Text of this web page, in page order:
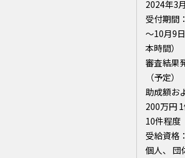
2024年3
受付期間
～10月9
本時間）
審査結果
（予定）
助成額お
200万円
10件程度
受給資格
個人、 団